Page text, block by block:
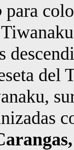
para
del